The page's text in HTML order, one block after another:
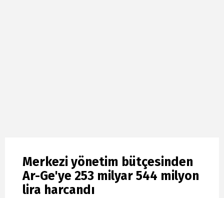
Merkezi yönetim bütçesinden
Ar-Ge'ye 253 milyar 544 milyon
lira harcandı